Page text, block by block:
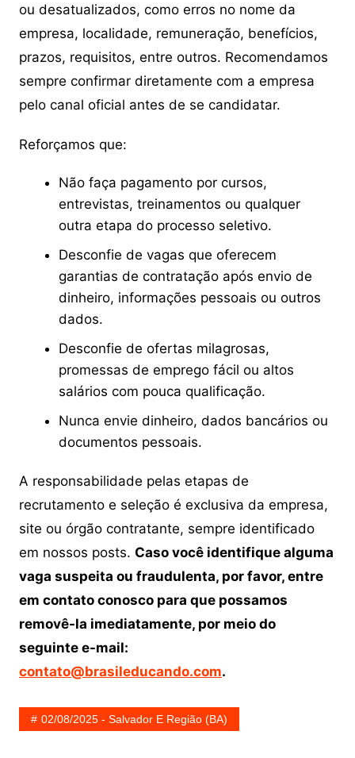
ou desatualizados, como erros no nome da
empresa, localidade, remuneração, benefícios,
prazos, requisitos, entre outros. Recomendamos
sempre confirmar diretamente com a empresa
pelo canal oficial antes de se candidatar.
Reforçamos que:
Não faça pagamento por cursos,
entrevistas, treinamentos ou qualquer
outra etapa do processo seletivo.
Desconfie de vagas que oferecem
garantias de contratação após envio de
dinheiro, informações pessoais ou outros
dados.
Desconfie de ofertas milagrosas,
promessas de emprego fácil ou altos
salários com pouca qualificação.
Nunca envie dinheiro, dados bancários ou
documentos pessoais.
A responsabilidade pelas etapas de
recrutamento e seleção é exclusiva da empresa,
site ou órgão contratante, sempre identificado
em nossos posts. Caso você identifique alguma
vaga suspeita ou fraudulenta, por favor, entre
em contato conosco para que possamos
removê-la imediatamente, por meio do
seguinte e-mail:
contato@brasileducando.com.
02/08/2025 - Salvador E Região (BA)